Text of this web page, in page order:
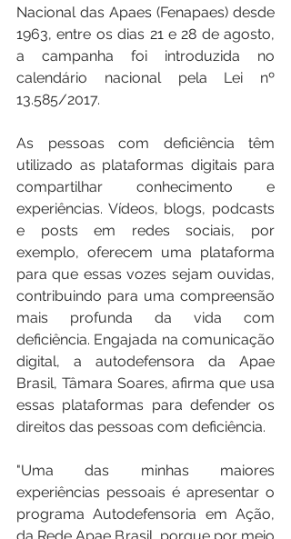
Nacional das Apaes (Fenapaes) desde
1963, entre os dias 21 e 28 de agosto,
a campanha foi introduzida no
calendário nacional pela Lei nº
13.585/2017.
As pessoas com deficiência têm
utilizado as plataformas digitais para
compartilhar conhecimento e
experiências. Vídeos, blogs, podcasts
e posts em redes sociais, por
exemplo, oferecem uma plataforma
para que essas vozes sejam ouvidas,
contribuindo para uma compreensão
mais profunda da vida com
deficiência. Engajada na comunicação
digital, a autodefensora da Apae
Brasil, Tâmara Soares, afirma que usa
essas plataformas para defender os
direitos das pessoas com deficiência.
"Uma das minhas maiores
experiências pessoais é apresentar o
programa Autodefensoria em Ação,